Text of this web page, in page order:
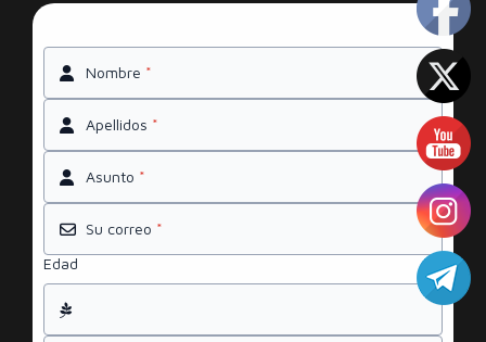
Nombre *
Apellidos *
Asunto *
Su correo *
Edad